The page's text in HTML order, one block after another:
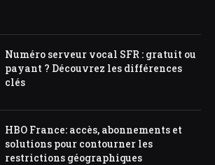
Numéro serveur vocal SFR : gratuit ou
payant ? Découvrez les différences
clés
HBO France: accès, abonnements et
solutions pour contourner les
restrictions géographiques